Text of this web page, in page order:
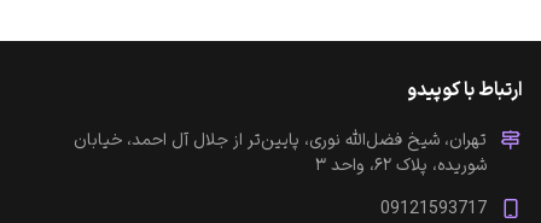
ارتباط با کوپیدو
تهران، شیخ فضل‌الله نوری، پایین‌تر از جلال آل احمد، خیابان
شوریده، پلاک ۶۲، واحد ۳
09121593717